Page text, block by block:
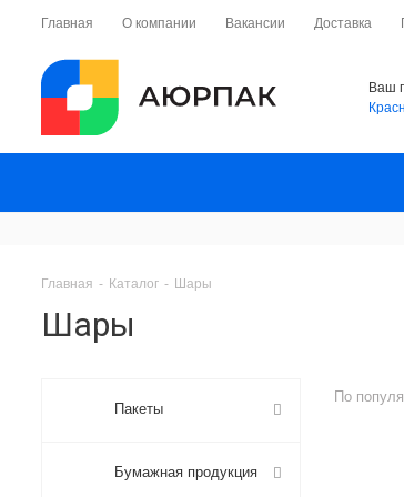
Главная О компании Вакансии Доставка
Ваш
Главная - Каталог - Шары
Шары
По
Пакеты
Бумажная продукция